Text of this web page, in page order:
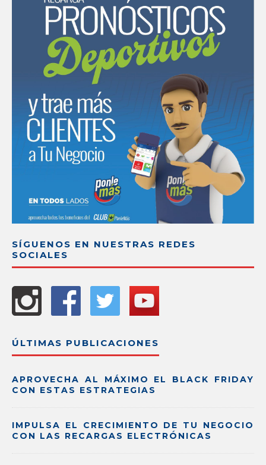
SÍGUENOS EN NUESTRAS REDES
SOCIALES
ÚLTIMAS PUBLICACIONES
APROVECHA AL MÁXIMO EL BLACK FRIDAY
CON ESTAS ESTRATEGIAS
IMPULSA EL CRECIMIENTO DE TU NEGOCIO
CON LAS RECARGAS ELECTRÓNICAS